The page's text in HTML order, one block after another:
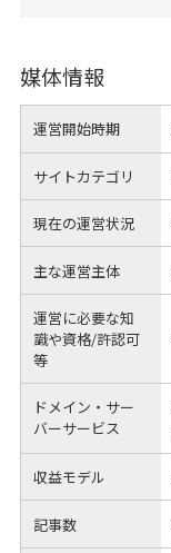
媒体情報
運営開始時期
サイトカテゴリ
現在の運営状況
主な運営主体
運営に必要な知
識や資格/許認可
等
ドメイン・サー
バーサービス
収益モデル
記事数